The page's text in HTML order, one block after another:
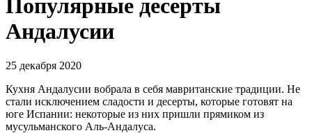
Популярные десерты
Андалусии
25 декабря 2020
Кухня Андалусии вобрала в себя мавританские традиции. Не
стали исключением сладости и десерты, которые готовят на
юге Испании: некоторые из них пришли прямиком из
мусульманского Аль-Андалуса.